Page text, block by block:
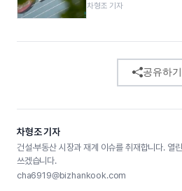
차형조 기자
공유하기
차형조 기자
건설·부동산 시장과 재계 이슈를 취재합니다. 열
쓰겠습니다.
cha6919@bizhankook.com